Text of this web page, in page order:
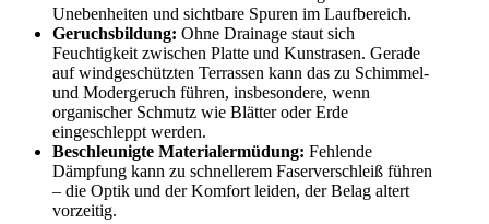
Unebenheiten und sichtbare Spuren im Laufbereich.
Geruchsbildung: Ohne Drainage staut sich
Feuchtigkeit zwischen Platte und Kunstrasen. Gerade
auf windgeschützten Terrassen kann das zu Schimmel-
und Modergeruch führen, insbesondere, wenn
organischer Schmutz wie Blätter oder Erde
eingeschleppt werden.
Beschleunigte Materialermüdung: Fehlende
Dämpfung kann zu schnellerem Faserverschleiß führen
– die Optik und der Komfort leiden, der Belag altert
vorzeitig.